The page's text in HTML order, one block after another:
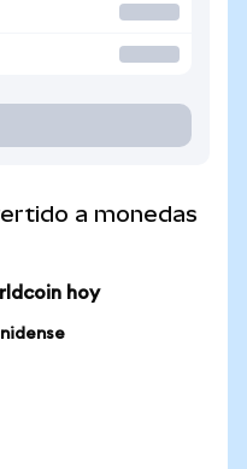
a monedas
hoy